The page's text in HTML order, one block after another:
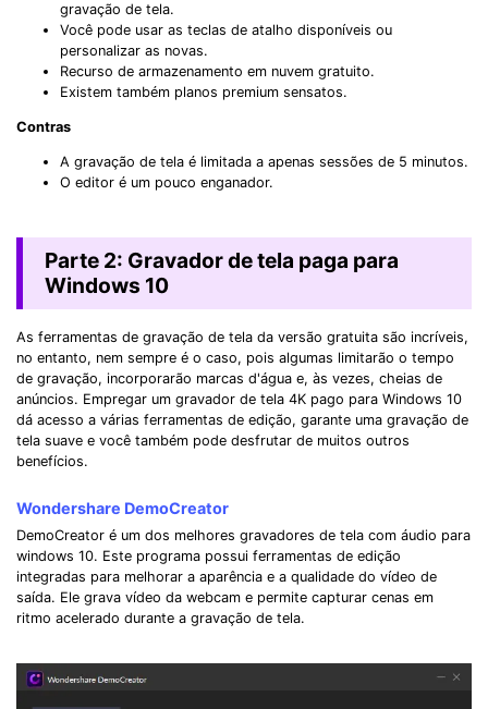
gravação de tela.
Você pode usar as teclas de atalho disponíveis ou
personalizar as novas.
Recurso de armazenamento em nuvem gratuito.
Existem também planos premium sensatos.
Contras
A gravação de tela é limitada a apenas sessões de 5 minutos.
O editor é um pouco enganador.
Parte 2: Gravador de tela paga para
Windows 10
As ferramentas de gravação de tela da versão gratuita são incríveis,
no entanto, nem sempre é o caso, pois algumas limitarão o tempo
de gravação, incorporarão marcas d'água e, às vezes, cheias de
anúncios. Empregar um gravador de tela 4K pago para Windows 10
dá acesso a várias ferramentas de edição, garante uma gravação de
tela suave e você também pode desfrutar de muitos outros
benefícios.
Wondershare DemoCreator
DemoCreator é um dos melhores gravadores de tela com áudio para
windows 10. Este programa possui ferramentas de edição
integradas para melhorar a aparência e a qualidade do vídeo de
saída. Ele grava vídeo da webcam e permite capturar cenas em
ritmo acelerado durante a gravação de tela.